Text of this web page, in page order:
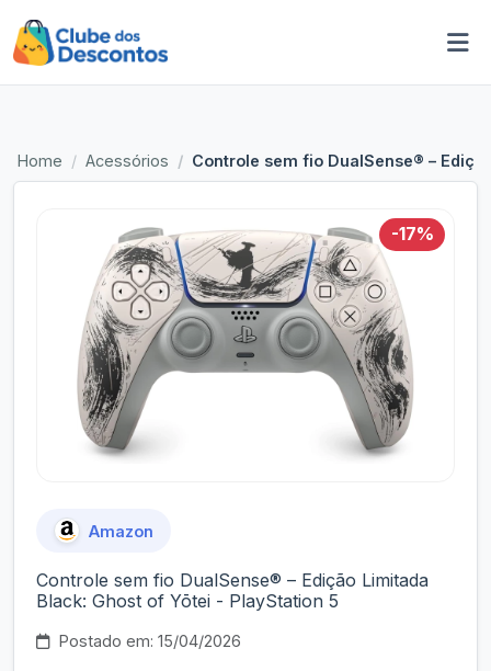
Home Acessórios Controle sem fio DualSense® –
-17%
Amazon
Controle sem fio DualSense® – Edição Limitada
Black: Ghost of Yōtei - PlayStation 5
Postado em: 15/04/2026